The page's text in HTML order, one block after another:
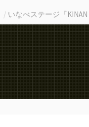
いなべステージ『